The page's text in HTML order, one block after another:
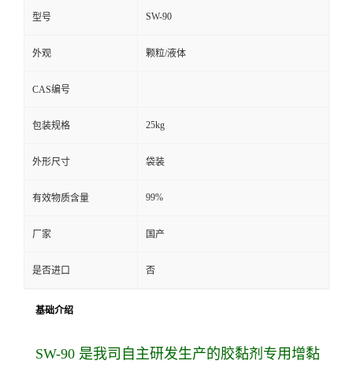
型号 SW-90
外观 颗粒/液体
CAS编号
包装规格 25kg
外形尺寸 袋装
有效物质含量 99%
厂家 国产
是否进口 否
基础介绍
SW-90 是我司自主研发生产的胶黏剂专用增黏